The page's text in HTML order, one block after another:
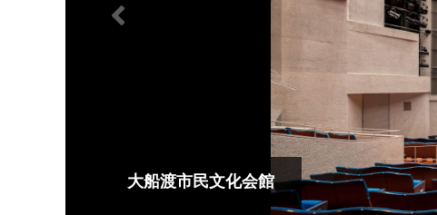
大船渡市民文化会館